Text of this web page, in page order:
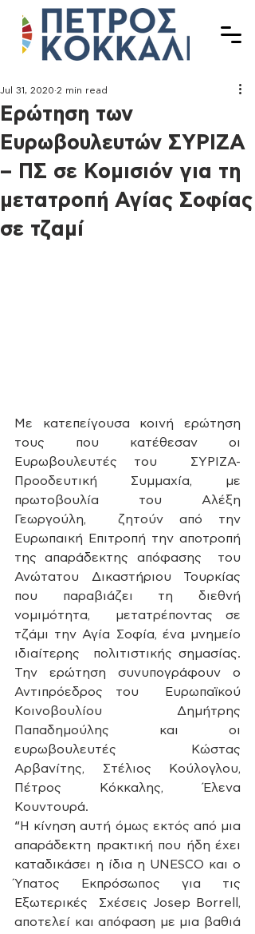
Ερώτηση των
Ευρωβουλευτών ΣΥΡΙΖΑ
– ΠΣ σε Κομισιόν για τη
μετατροπή Αγίας Σοφίας
σε τζαμί
Jul 31, 2020 2 min read
Με κατεπείγουσα κοινή ερώτηση
τους που κατέθεσαν οι
Ευρωβουλευτές του  ΣΥΡΙΖΑ-
Προοδευτική Συμμαχία, με
πρωτοβουλία του Αλέξη
Γεωργούλη,  ζητούν από την
Ευρωπαική Επιτροπή την αποτροπή
της απαράδεκτης απόφασης  του
Ανώτατου Δικαστήριου Τουρκίας
που παραβιάζει τη διεθνή
νομιμότητα,  μετατρέποντας σε
τζάμι την Αγία Σοφία, ένα μνημείο
ιδιαίτερης  πολιτιστικής σημασίας.
Την ερώτηση συνυπογράφουν ο
Αντιπρόεδρος του  Ευρωπαϊκού
Κοινοβουλίου Δημήτρης
Παπαδημούλης και οι
ευρωβουλευτές  Κώστας
Αρβανίτης, Στέλιος Κούλογλου,
Πέτρος Κόκκαλης, Έλενα
Κουντουρά.
“Η κίνηση αυτή όμως εκτός από μια
απαράδεκτη πρακτική που ήδη έχει
καταδικάσει η ίδια η UNESCO και ο
Ύπατος Εκπρόσωπος για τις
Εξωτερικές  Σχέσεις Josep Borrell,
αποτελεί και απόφαση με μια βαθιά